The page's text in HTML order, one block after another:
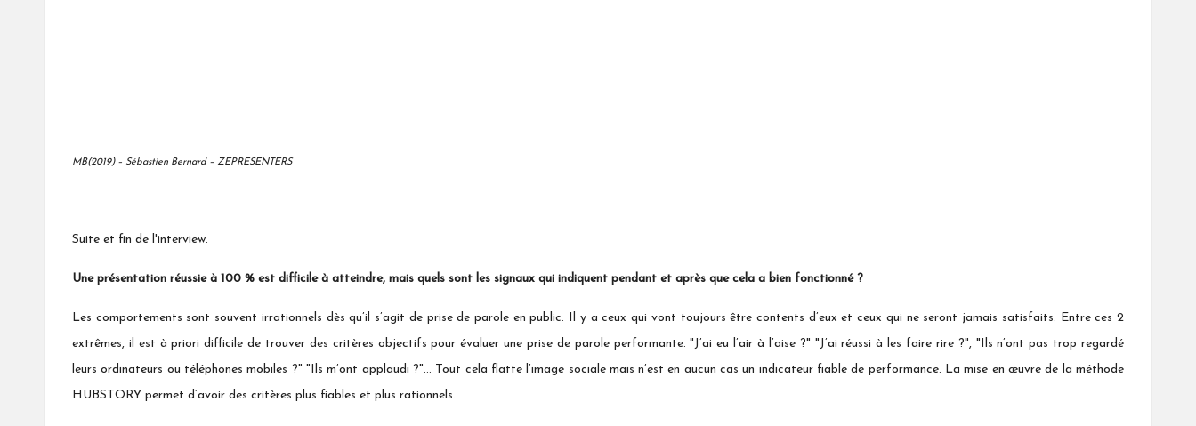
MB(2019) – Sébastien Bernard – ZEPRESENTERS
Suite et fin de l'interview.
Une présentation réussie à 100 % est difficile à atteindre, mais quels sont les signaux qui indiquent pendant et après que cela a bien fonctionné ?
Les comportements sont souvent irrationnels dès qu’il s’agit de prise de parole en public. Il y a ceux qui vont toujours être contents d’eux et ceux qui ne seront jamais satisfaits. Entre ces 2
extrêmes, il est à priori difficile de trouver des critères objectifs pour évaluer une prise de parole performante. "J’ai eu l’air à l’aise ?" "J’ai réussi à les faire rire ?", "Ils n’ont pas trop regardé
leurs ordinateurs ou téléphones mobiles ?" "Ils m’ont applaudi ?"… Tout cela flatte l’image sociale mais n’est en aucun cas un indicateur fiable de performance. La mise en œuvre de la méthode
HUBSTORY permet d’avoir des critères plus fiables et plus rationnels.